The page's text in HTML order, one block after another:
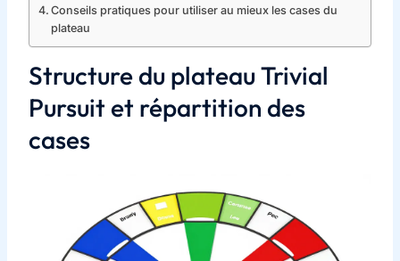
Conseils pratiques pour utiliser au mieux les cases du
plateau
Structure du plateau Trivial
Pursuit et répartition des
cases